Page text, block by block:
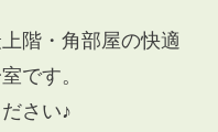
階・角部屋の快適
です。
さい♪